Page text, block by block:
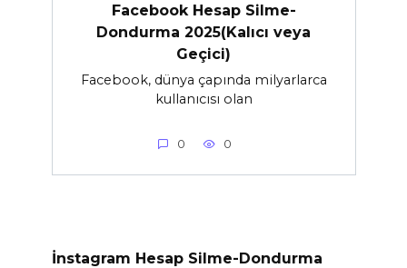
Facebook Hesap Silme-
Dondurma 2025(Kalıcı veya
Geçici)
Facebook, dünya çapında milyarlarca
kullanıcısı olan
0 0
İnstagram Hesap Silme-Dondurma